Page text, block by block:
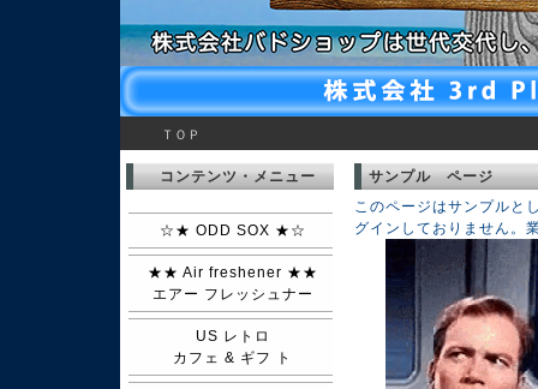
ＴＯＰ
サンプル ページ
このページはサンプルと
グインしておりません。
コンテンツ・メニュー
☆★ ODD SOX ★☆
★★ Air freshener ★★
エアー フレッシュナー
US レトロ
カフェ & ギフ ト